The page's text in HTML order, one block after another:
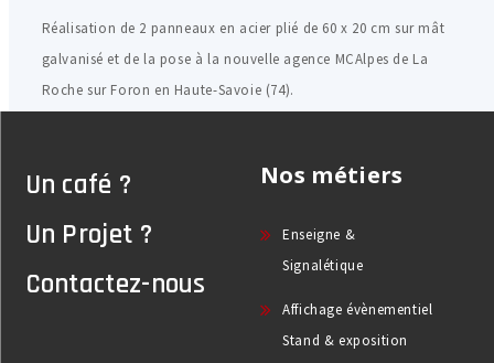
Réalisation de 2 panneaux en acier plié de 60 x 20 cm sur mât
galvanisé et de la pose à la nouvelle agence MCAlpes de La
Roche sur Foron en Haute-Savoie (74).
Un café ?
Un Projet ?
Contactez-nous
Nos métiers
Enseigne &
Signalétique
Affichage évènementiel
Stand & exposition